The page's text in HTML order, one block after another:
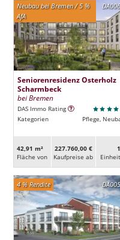
Neubau bei Bremen / 5 %
AfA
Seniorenresidenz Osterholz
Scharmbeck
bei Bremen
DAS Immo Rating
Kategorien
Pflege,
42,91 m²
Fläche von
227.760,00 €
Kaufpreise ab
4 % Rendite